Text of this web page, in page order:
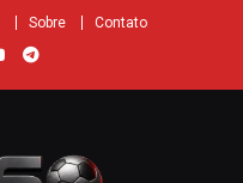
Sobre Contato